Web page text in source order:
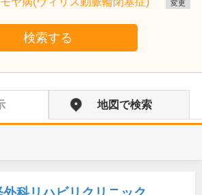
変更
検索する
地図で検索